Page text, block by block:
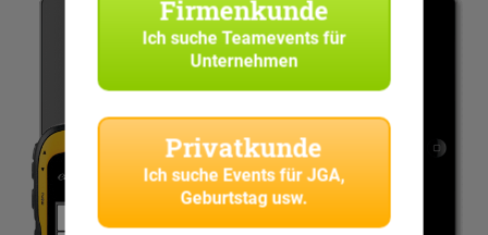
Firmenkunde
Ich sucheTeamevents für
Unternehmen
Privatkunde
Ich suche Events für JGA,
Geburtstag usw.